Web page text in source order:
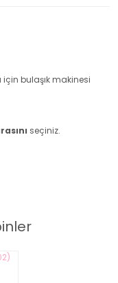
için bulaşık makinesi
seçiniz.